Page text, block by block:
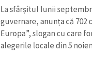
La sfârșitul lunii
guvernare, anunța că
Europa”, slogan cu care
alegerile locale din 5